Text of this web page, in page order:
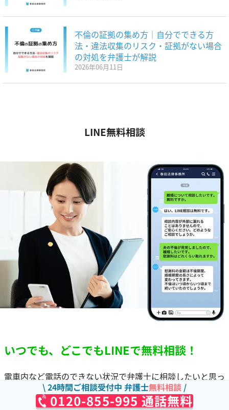
不倫の証拠の集め方｜自分でできる方
法・違法収集のリスク・証拠がない場合
の対処を弁護士が解説
2026年06月11日
LINE無料相談
いつでも、どこでもLINEで無料相談！
電車内など電話のできない状況で弁護士に相談したいと思っ
たことはありませんか？
当事務所ではLINEで弁護士に無料相談をしていただけま
24時間ご相談受付中 弁護士無料相談
0120-855-995 通話無料